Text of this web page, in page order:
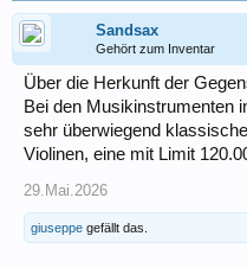
Sandsax
Gehört zum Inventar
Über die Herkunft der
Bei den Musikinstrumenten
sehr überwiegend
Violinen, eine mit Limit
29.Mai.2026
giuseppe gefällt das.